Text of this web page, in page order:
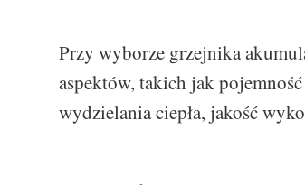
Przy wyborze grzejnika
aspektów, takich jak
wydzielania ciepła, jakość